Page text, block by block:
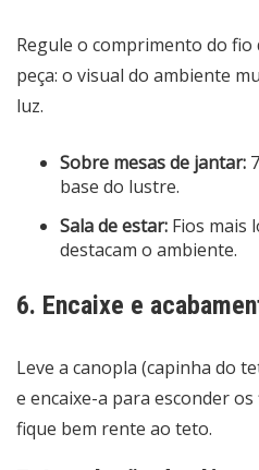
Regule o comprimento do
peça: o visual do ambiente
luz.
Sobre mesas de jantar:
base do lustre.
Sala de estar: Fios mais
destacam o ambiente.
6. Encaixe e
Leve a canopla (capinha do
e encaixe-a para esconder
fique bem rente ao teto.